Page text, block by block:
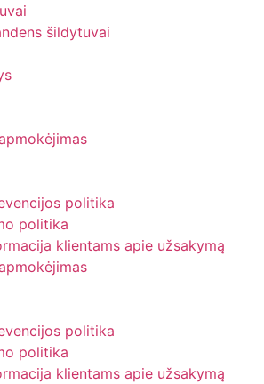
šildytuvai
politika
politika
klientams apie užsakymą
politika
politika
klientams apie užsakymą